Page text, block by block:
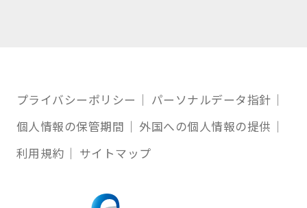
プライバシーポリシー
パーソナルデータ指針
個人情報の保管期間
外国への個人情報の提供
利用規約
サイトマップ